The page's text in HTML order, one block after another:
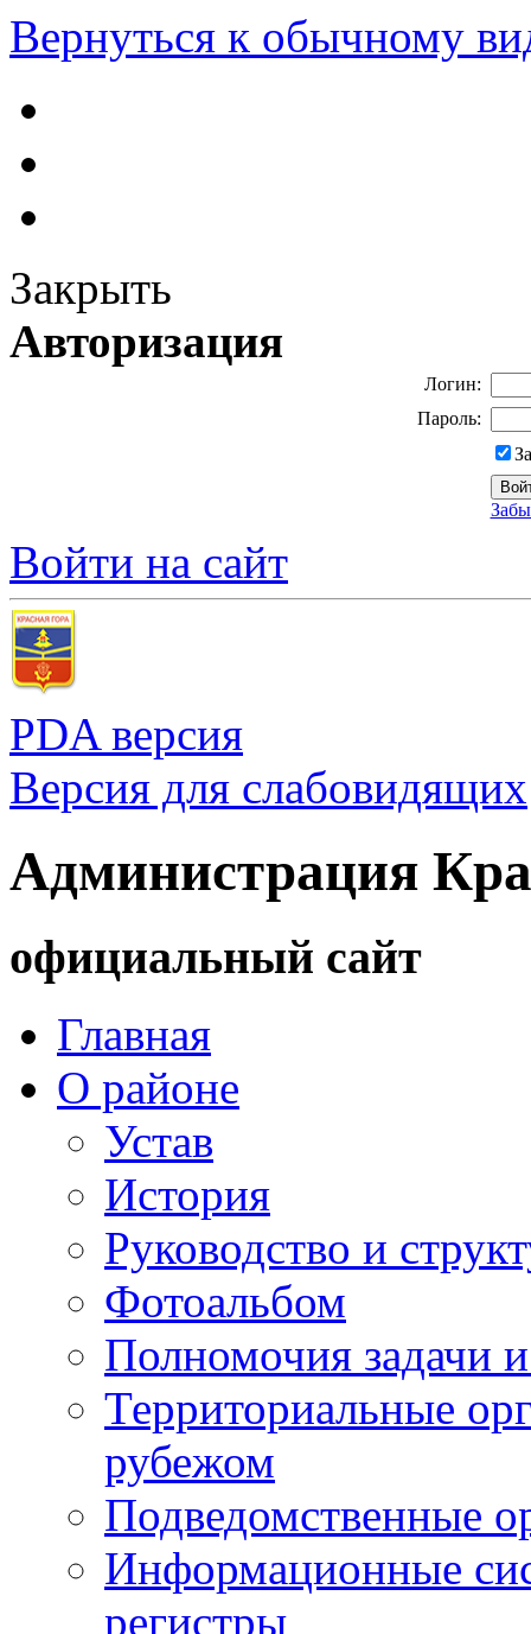
Вернуться к обычному
Закрыть
Авторизация
Логин:
Пароль:
Войти на сайт
PDA версия
Версия для слабовидящих
Администрация
официальный сайт
Главная
О районе
Устав
История
Руководство и
Фотоальбом
Полномочия задачи
Территориальные
рубежом
Подведомственные
Информационные
регистры